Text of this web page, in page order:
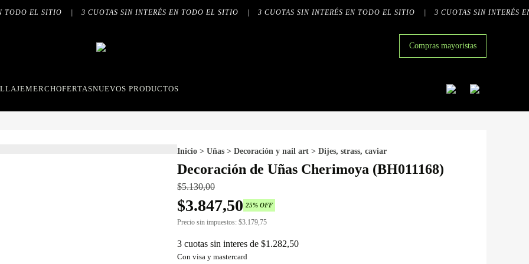
EL SITIO 3 CUOTAS SIN INTERÉS EN TODO EL SITIO 3 CUOTAS SIN INTERÉS EN TODO EL SITIO 3 CUOTAS SIN INTERÉS
Compras mayoristas
MERCHOFERTASNUEVOS PRODUCTOS
Inicio > Uñas > Decoración y nail art > Dijes, strass, caviar
Decoración de Uñas Cherimoya (BH011168)
$5.130,00
$3.847,50 25% OFF
Precio sin impuestos: $3.179,75
3 cuotas sin interes de $1.282,50
Con visa y mastercard